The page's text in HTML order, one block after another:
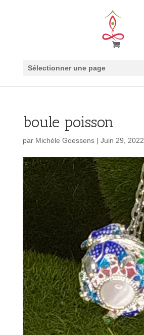
Sélectionner une page
boule poisson
par Michèle Goessens| Juin 29, 2022